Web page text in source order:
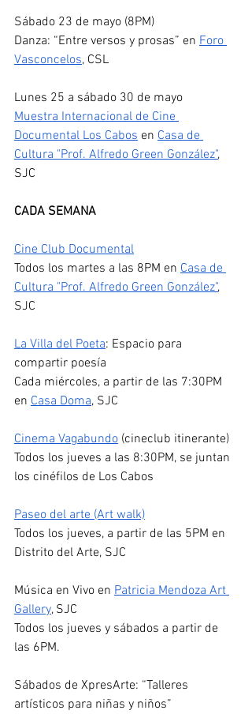
Sábado 23 de mayo (8PM)
Danza: “Entre versos y prosas” en Foro
Vasconcelos, CSL
Lunes 25 a sábado 30 de mayo
Muestra Internacional de Cine
Documental Los Cabos en Casa de
Cultura "Prof. Alfredo Green González",
SJC
CADA SEMANA
Cine Club Documental
Todos los martes a las 8PM en Casa de
Cultura "Prof. Alfredo Green González",
SJC
La Villa del Poeta: Espacio para
compartir poesía
Cada miércoles, a partir de las 7:30PM
en Casa Doma, SJC
Cinema Vagabundo (cineclub itinerante)
Todos los jueves a las 8:30PM, se juntan
los cinéfilos de Los Cabos
Paseo del arte (Art walk)
Todos los jueves, a partir de las 5PM en
Distrito del Arte, SJC
Música en Vivo en Patricia Mendoza Art
Gallery, SJC
Todos los jueves y sábados a partir de
las 6PM.
Sábados de XpresArte: “Talleres
artísticos para niñas y niños”